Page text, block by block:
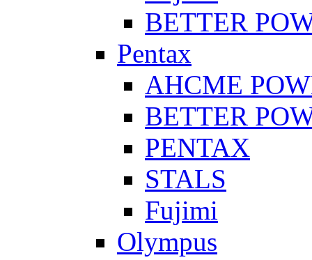
BETTER
Pentax
AHCME
BETTER
PENTAX
STALS
Fujimi
Olympus